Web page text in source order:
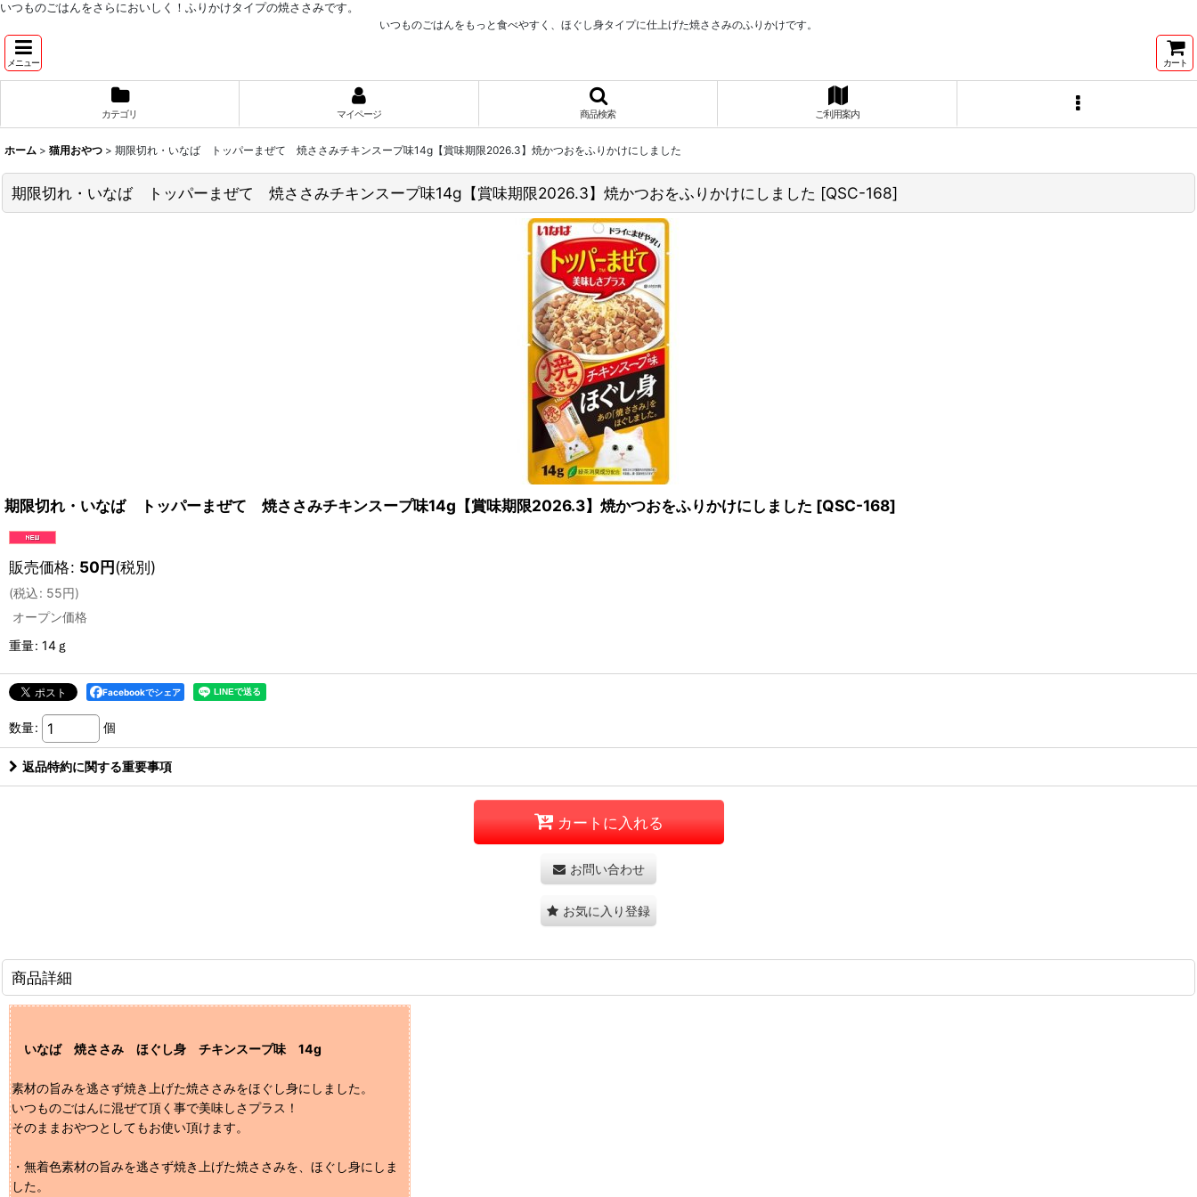
いつものごはんをさらにおいしく！ふりかけタイプの焼ささみです。
いつものごはんをもっと食べやすく、ほぐし身タイプに仕上げた焼ささみのふりかけです。
メニュー カート
カテゴリ マイページ 商品検索 ご利用案内
ホーム > 猫用おやつ > 期限切れ・いなば トッパーまぜて 焼ささみチキンスープ味14g【賞味期限2026.3】焼かつおをふりかけにしました
期限切れ・いなば トッパーまぜて 焼ささみチキンスープ味14g【賞味期限2026.3】焼かつおをふりかけにしました [QSC-168]
期限切れ・いなば トッパーまぜて 焼ささみチキンスープ味14g【賞味期限2026.3】焼かつおをふりかけにしました [QSC-168]
販売価格: 50円(税別)
(税込: 55円)
オープン価格
重量: 14ｇ
Facebookでシェア
数量: 個
返品特約に関する重要事項
カートに入れる
お問い合わせ
お気に入り登録
商品詳細
いなば 焼ささみ ほぐし身 チキンスープ味 14g
素材の旨みを逃さず焼き上げた焼ささみをほぐし身にしました。
いつものごはんに混ぜて頂く事で美味しさプラス！
そのままおやつとしてもお使い頂けます。
・無着色素材の旨みを逃さず焼き上げた焼ささみを、ほぐし身にしま
した。